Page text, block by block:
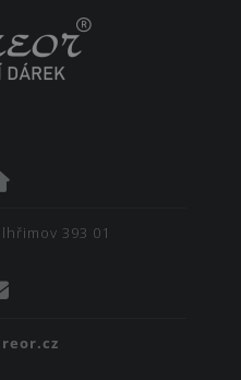
393 01